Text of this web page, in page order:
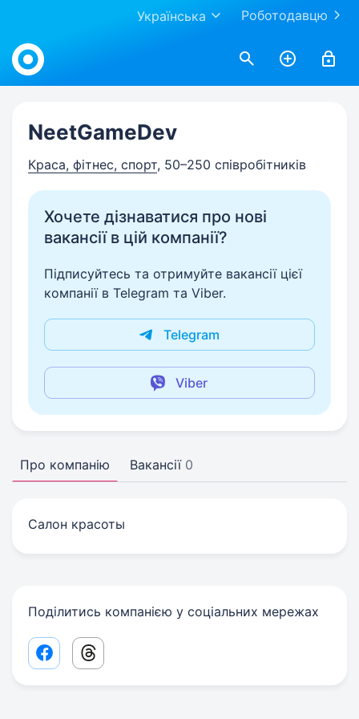
Роботодавцю
Українська
Work.ua
NeеtGameDev
Краса, фітнес, спорт, 50–250 співробітників
Хочете дізнаватися про нові
вакансії в цій компанії?
Підписуйтесь та отримуйте вакансії цієї
компанії в Telegram та Viber.
Telegram
Viber
Про компанію Вакансії 0
Салон красоты
Поділитись компанією у соціальних мережах
Facebook share link
Threads share link